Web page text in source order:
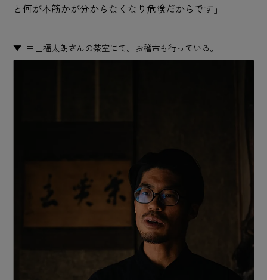
と何が本筋かが分からなくなり危険だからです」
中山福太朗さんの茶室にて。お稽古も行っている。